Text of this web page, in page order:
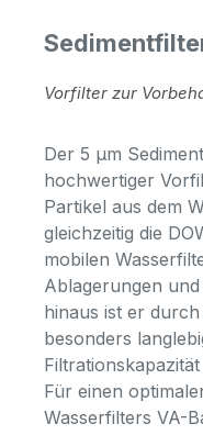
Vorfilter zur
Der 5 µm
hochwertiger
Partikel aus dem
gleichzeitig die
mobilen
Ablagerungen
hinaus ist er
besonders
Für einen
Wasserfilters VA-